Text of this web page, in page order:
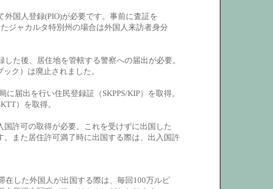
国人登録(PIO)が必要です。事前に査証を
ジャカルタ特別州の場合は外国人来訪者身分
た後、居住地を管轄する警察への届出が必要。
ク）は廃止されました。
届出を行い住民登録証（SKPPS/KIP）を取得。
）を取得。
許可の取得が必要。これを受けずに出国した
また居住許可満了時に出国する際は、出入国許
在した外国人が出国する際は、毎回100万ルピ